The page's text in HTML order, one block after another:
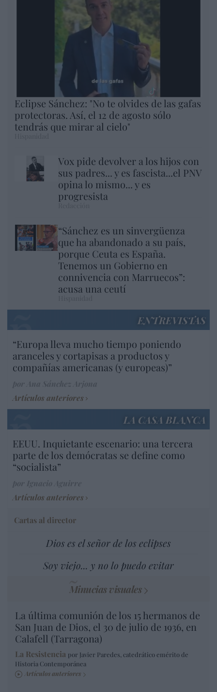
Eclipse Sánchez: "No te olvides de las gafas
protectoras. Así, el 12 de agosto sólo
tendrás que mirar al cielo"
Vox pide devolver a los hijos con
sus padres... y es fascista...el PNV
opina lo mismo... y es
progresista
“Sánchez es un sinvergüenza
que ha abandonado a su país,
porque Ceuta es España.
Tenemos un Gobierno en
connivencia con Marruecos”:
acusa una ceutí
ENTREVISTAS
“Europa lleva mucho tiempo poniendo
aranceles y cortapisas a productos y
compañías americanas (y europeas)”
Artículos anteriores
LA CASA BLANCA
EEUU. Inquietante escenario: una tercera
parte de los demócratas se define como
“socialista”
Artículos anteriores
Cartas al director
Dios es el señor de los eclipses
Soy viejo... y no lo puedo evitar
Minucias visuales
La última comunión de los 15 hermanos de
San Juan de Dios, el 30 de julio de 1936, en
Calafell (Tarragona)
La Resistencia por Javier Paredes, catedrático emérito de
Historia Contemporánea
Artículos anteriores